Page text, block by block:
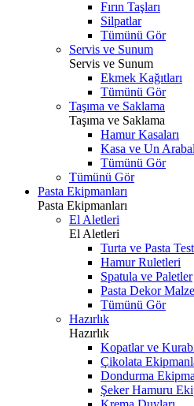
Fırın Taşları
Silpatlar
Tümünü Gör
Servis ve Sunum
Servis ve Sunum
Ekmek Kağıtları
Tümünü Gör
Taşıma ve Saklama
Taşıma ve Saklama
Hamur Kasaları
Kasa ve Un
Tümünü Gör
Tümünü Gör
Pasta Ekipmanları
Pasta Ekipmanları
El Aletleri
El Aletleri
Turta ve Pasta
Hamur Ruletleri
Spatula ve Paletler
Pasta Dekor
Tümünü Gör
Hazırlık
Hazırlık
Kopatlar ve
Çikolata
Dondurma
Şeker Hamuru